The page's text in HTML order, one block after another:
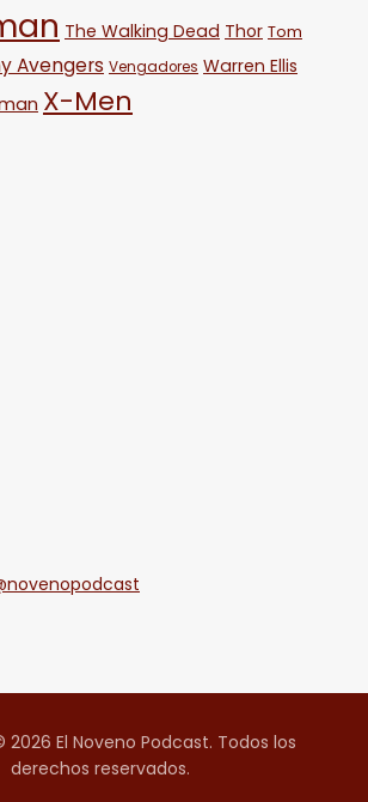
The Walking Dead Thor Tom
Avengers Vengadores Warren Ellis
X-Men
El Noveno Podcast. Todos los
derechos reservados.